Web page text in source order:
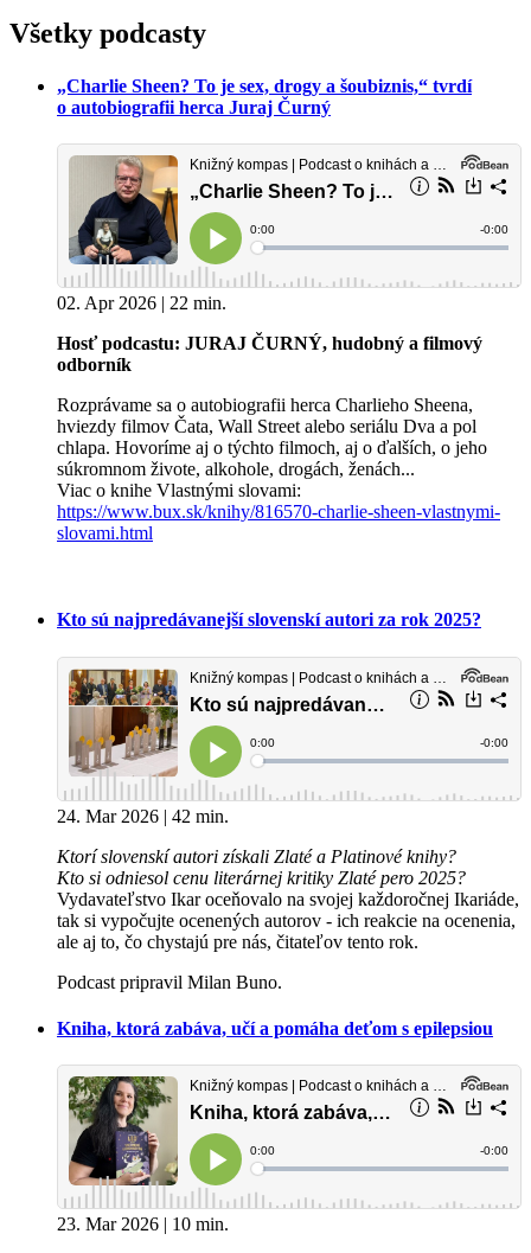
Všetky podcasty
„Charlie Sheen? To je sex, drogy a šoubiznis,“ tvrdí
o autobiografii herca Juraj Čurný
02. Apr 2026 | 22 min.
Hosť podcastu: JURAJ ČURNÝ, hudobný a filmový
odborník
Rozprávame sa o autobiografii herca Charlieho Sheena,
hviezdy filmov Čata, Wall Street alebo seriálu Dva a pol
chlapa. Hovoríme aj o týchto filmoch, aj o ďalších, o jeho
súkromnom živote, alkohole, drogách, ženách...
Viac o knihe Vlastnými slovami:
https://www.bux.sk/knihy/816570-charlie-sheen-vlastnymi-
slovami.html
Kto sú najpredávanejší slovenskí autori za rok 2025?
24. Mar 2026 | 42 min.
Ktorí slovenskí autori získali Zlaté a Platinové knihy?
Kto si odniesol cenu literárnej kritiky Zlaté pero 2025?
Vydavateľstvo Ikar oceňovalo na svojej každoročnej Ikariáde,
tak si vypočujte ocenených autorov - ich reakcie na ocenenia,
ale aj to, čo chystajú pre nás, čitateľov tento rok.
Podcast pripravil Milan Buno.
Kniha, ktorá zabáva, učí a pomáha deťom s epilepsiou
23. Mar 2026 | 10 min.